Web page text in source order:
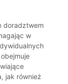
doradztwem
w
jak również